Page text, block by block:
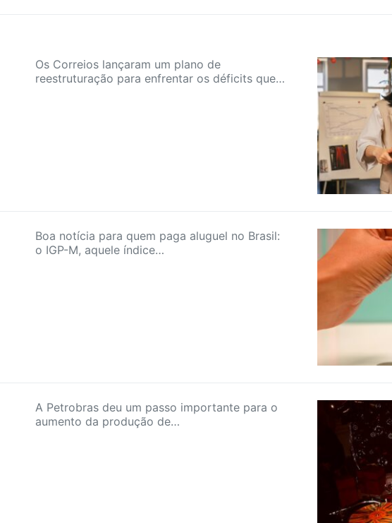
Os Correios lançaram um plano de
reestruturação para enfrentar os déficits que…
Boa notícia para quem paga aluguel no Brasil:
o IGP-M, aquele índice…
A Petrobras deu um passo importante para o
aumento da produção de…